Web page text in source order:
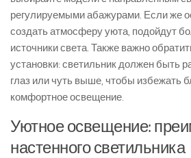
регулируемыми абажурами. Если же
создать атмосферу уюта, подойдут
источники света. Также важно
установки: светильник должен быть
глаз или чуть выше, чтобы избежать
комфортное освещение.
Уютное освещение:
настенного светильника